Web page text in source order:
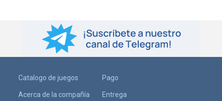
Catalogo de juegos
Acerca de la compañía
Pago
Entrega